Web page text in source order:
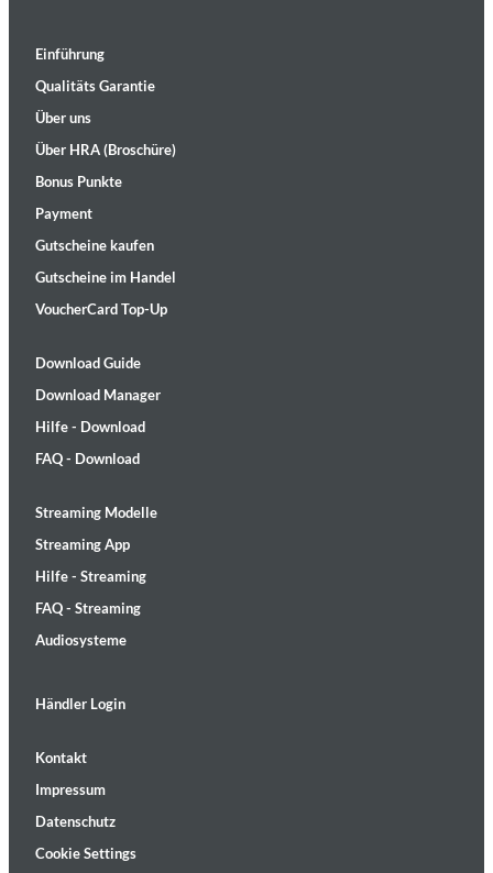
Einführung
Qualitäts Garantie
Über uns
Über HRA (Broschüre)
Bonus Punkte
Payment
Gutscheine kaufen
Gutscheine im Handel
VoucherCard Top-Up
Download Guide
Download Manager
Hilfe - Download
FAQ - Download
Streaming Modelle
Streaming App
Hilfe - Streaming
FAQ - Streaming
Audiosysteme
Händler Login
Kontakt
Impressum
Datenschutz
Cookie Settings